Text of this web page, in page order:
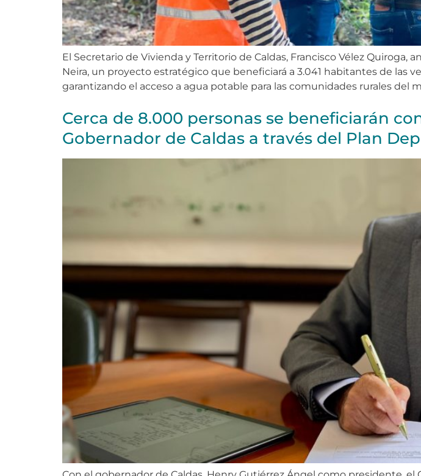
El Secretario de Vivienda y Territorio de Caldas, Francisco Vélez
Neira, un proyecto estratégico que beneficiará a 3.041 habitantes de las
garantizando el acceso a agua potable para las comunidades rurales del
Cerca de 8.000 personas se beneficiarán
Gobernador de Caldas a través del Plan